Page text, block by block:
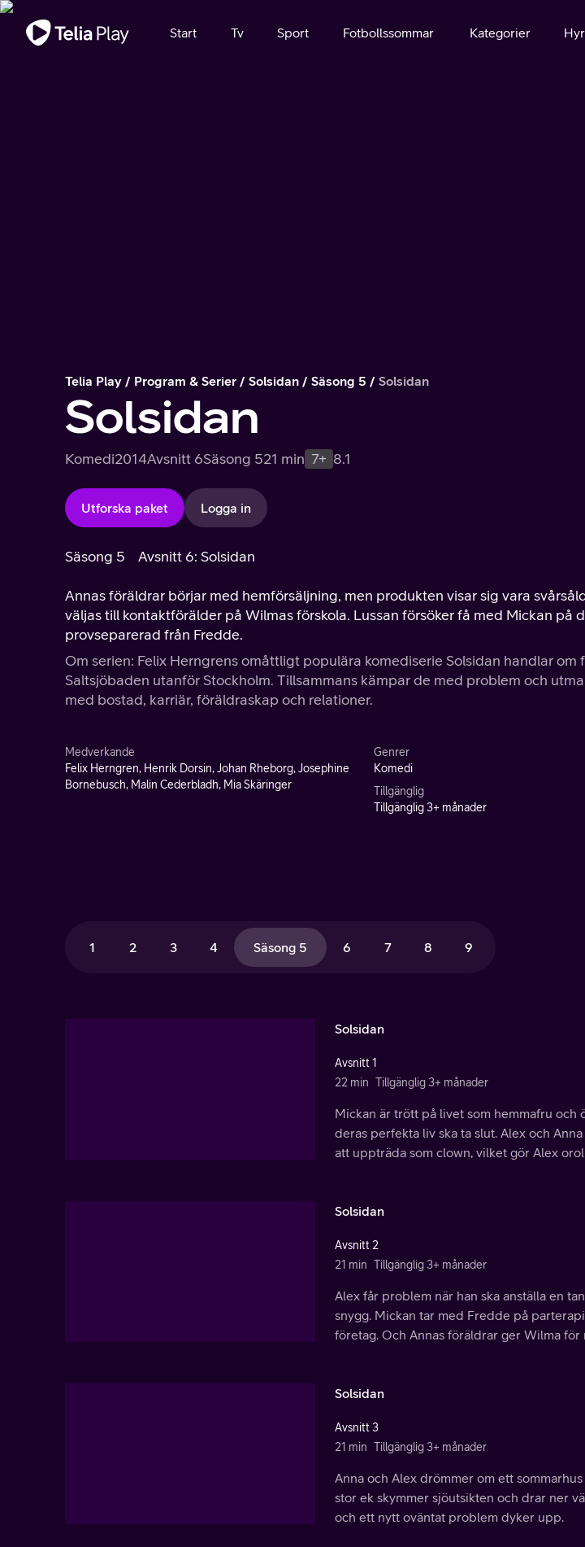
Viktigt meddelande
Start Tv Sport Fotbollssommar Kategorier
Telia Play Program & Serier Solsidan Säsong 5 Solsidan
Solsidan
Komedi2014Avsnitt 6Säsong 521 min 7+ 8.1
Utforska paket Logga in
Säsong 5 Avsnitt 6: Solsidan
Annas föräldrar börjar med hemförsäljning, men produkten visar sig vara
väljas till kontaktförälder på Wilmas förskola. Lussan försöker få med Mickan på
provseparerad från Fredde.
Om serien: Felix Herngrens omåttligt populära komediserie Solsidan handlar om
Saltsjöbaden utanför Stockholm. Tillsammans kämpar de med problem och
med bostad, karriär, föräldraskap och relationer.
Medverkande
Felix Herngren, Henrik Dorsin, Johan Rheborg, Josephine
Bornebusch, Malin Cederbladh, Mia Skäringer
Genrer
Komedi
Tillgänglig
Tillgänglig 3+ månader
1 2 3 4 Säsong 5 6 7 8 9
Solsidan
Avsnitt 1
22 min Tillgänglig 3+ månader
Mickan är trött på livet som hemmafru
deras perfekta liv ska ta slut. Alex och
att uppträda som clown, vilket gör Alex
Solsidan
Avsnitt 2
21 min Tillgänglig 3+ månader
Alex får problem när han ska anställa en
snygg. Mickan tar med Fredde på
företag. Och Annas föräldrar ger Wilma för
Solsidan
Avsnitt 3
21 min Tillgänglig 3+ månader
Anna och Alex drömmer om ett
stor ek skymmer sjöutsikten och drar ner
och ett nytt oväntat problem dyker upp.